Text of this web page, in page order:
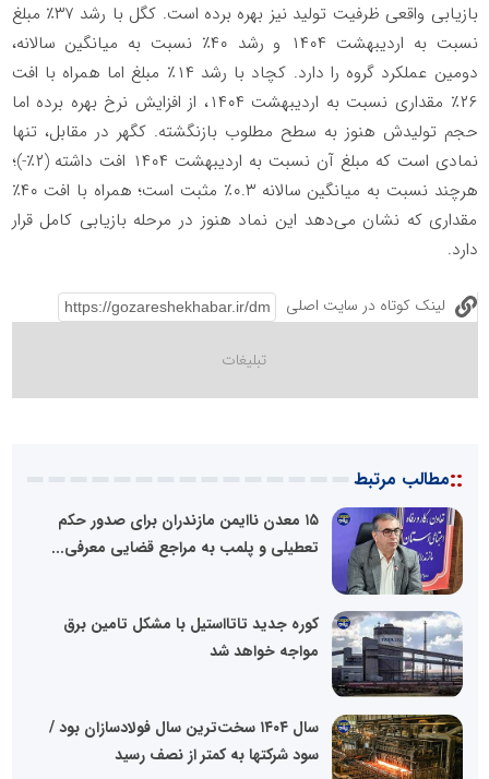
بازیابی واقعی ظرفیت تولید نیز بهره برده است. کگل با رشد ۳۷٪ مبلغ
نسبت به اردیبهشت ۱۴۰۴ و رشد ۴۰٪ نسبت به میانگین سالانه،
دومین عملکرد گروه را دارد. کچاد با رشد ۱۴٪ مبلغ اما همراه با افت
۲۶٪ مقداری نسبت به اردیبهشت ۱۴۰۴، از افزایش نرخ بهره برده اما
حجم تولیدش هنوز به سطح مطلوب بازنگشته. کگهر در مقابل، تنها
نمادی است که مبلغ آن نسبت به اردیبهشت ۱۴۰۴ افت داشته (۲٪-)؛
هرچند نسبت به میانگین سالانه ۰.۳٪ مثبت است؛ همراه با افت ۴۰٪
مقداری که نشان می‌دهد این نماد هنوز در مرحله بازیابی کامل قرار
دارد.
لینک کوتاه در سایت اصلی
::مطالب مرتبط
۱۵ معدن ناایمن مازندران برای صدور حکم
تعطیلی و پلمب به مراجع قضایی معرفی...
کوره جدید تاتااستیل با مشکل تامین برق
مواجه خواهد شد
سال ۱۴۰۴ سخت‌ترین سال فولادسازان بود /
سود شرکتها به کمتر از نصف رسید